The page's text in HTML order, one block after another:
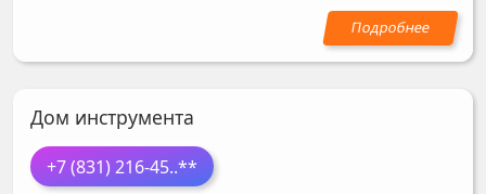
Дом инструмента
+7 (831) 216-45..**